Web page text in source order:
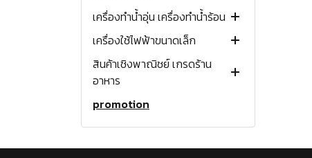
แก๊สกระป๋อง
เตาแก๊สพร้อมเตาอบ
เตาอบแก๊ส
เตาอบไฟฟ้าพร้อมเตาแก๊ส
เตาฟู่แรงดันสูง
หัวเตาเหล็กหล่อ (ไม่มีขา)
เตาฟู่แรงดันสูง
เตาขนมครก
อุปกรณ์เสริมเตาแก๊ส
หัวปรับแรงดันต่ำ
หัวปรับแรงดันสูง
ขนาด 60 ซม. (4 หัว)
เตาอบไฟฟ้าพร้อมเตาแก๊ส
เตาอบไมโครเวฟแบบฝัง
แบบสลิม
แบบรางเลื่อน
อุปกรณ์เสริมเครื่องดูดควัน
2 หลุม
3 หลุม
มีที่พักจาน
1 หลุม
2 หลุม
มีที่พักจาน
อ่างล้างจานหินแกรนิต
1 หลุม
2 หลุม
มีที่พักจาน
ก๊อกผสม
เครื่องทำน้ำอุ่น เครื่องทำน้ำร้อน
เครื่องทำน้ำอุ่น
เครื่องทำน้ำอุ่นไฟฟ้า
เครื่องทำน้ำร้อน
เครื่องทำน้ำร้อนแก๊ส
เครื่องทำน้ำร้อนไฟฟ้า
เครื่องใช้ไฟฟ้าขนาดเล็ก
หม้อหุงข้าวไฟฟ้า
ไมโครเวฟแบบตั้งโต๊ะ
เตาติ๊งตั้งโต๊ะ
สินค้าเชิงพาณิชย์ เกรดร้าน
อาหาร
เครื่องผัดอัตโนมัติแก๊ส
เครื่องทอดอัตโนมัติแก๊ส
เตาย่างแก๊ส
promotion